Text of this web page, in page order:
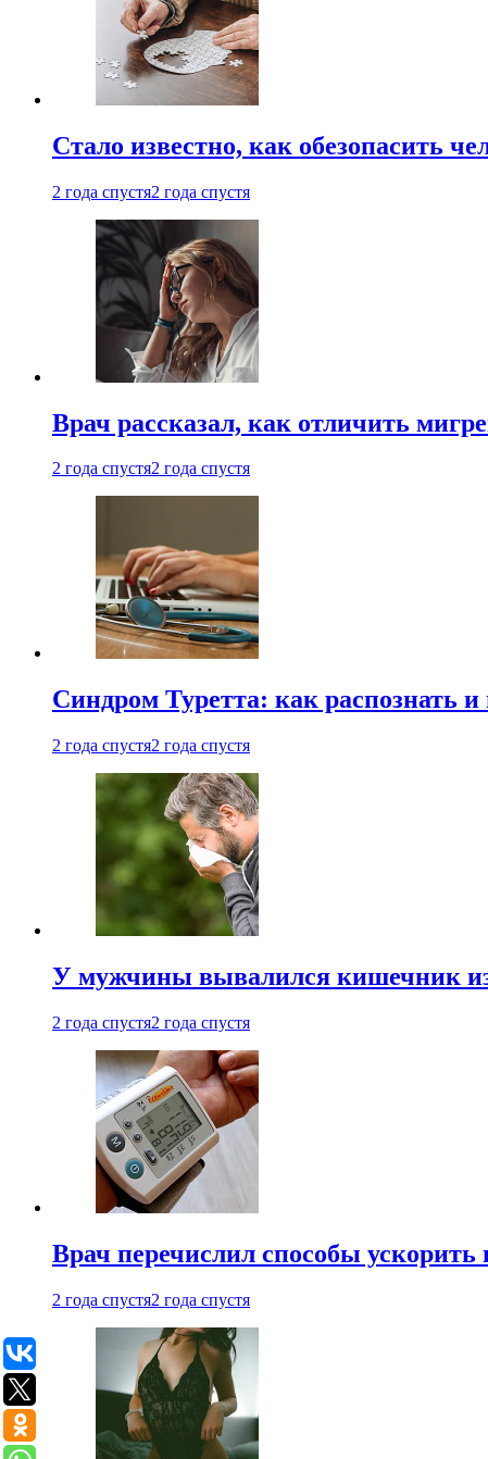
Стало известно, как обезопасить
2 года спустя2 года спустя
Врач рассказал, как отличить
2 года спустя2 года спустя
Синдром Туретта: как распознать
2 года спустя2 года спустя
У мужчины вывалился кишечник
2 года спустя2 года спустя
Врач перечислил способы ускорить
2 года спустя2 года спустя